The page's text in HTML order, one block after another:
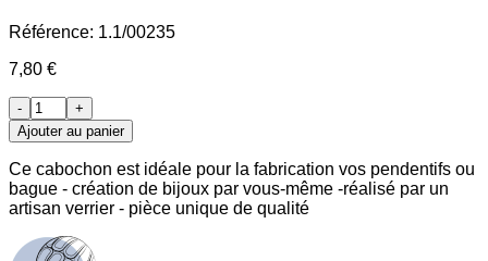
Référence: 1.1/00235
7,80 €
-
+
Ajouter au panier
Ce cabochon est idéale pour la fabrication vos pendentifs ou
bague - création de bijoux par vous-même -réalisé par un
artisan verrier - pièce unique de qualité